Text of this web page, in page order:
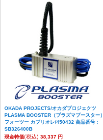
OKADA PROJECTS/オカダプロジェクツ
PLASMA BOOSTER（プラズマブースター）
フォーツー カブリオレ/450432 商品番号：
SB326400B
現金特価(税込) 38,337 円